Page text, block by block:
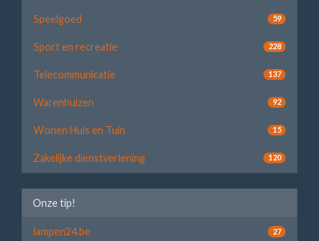
Speelgoed 59
Sport en recreatie 228
Telecommunicatie 137
Warenhuizen 92
Wonen Huis en Tuin 15
Zakelijke dienstverlening 120
Onze tip!
lampen24.be 27